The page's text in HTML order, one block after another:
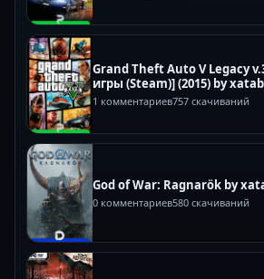
Grand Theft Auto V Legacy
игры (Steam)] (2015) by xatab
1 комментариев757 скачиваний
God of War: Ragnarök by
0 комментариев580 скачиваний